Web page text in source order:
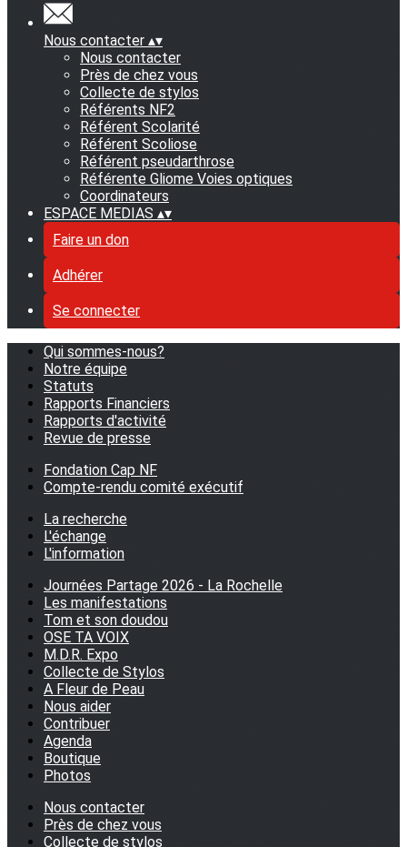
Nous contacter ▴▾
Nous contacter
Près de chez vous
Collecte de stylos
Référents NF2
Référent Scolarité
Référent Scoliose
Référent pseudarthrose
Référente Gliome Voies optiques
Coordinateurs
ESPACE MEDIAS ▴▾
Faire un don
Adhérer
Se connecter
Qui sommes-nous?
Notre équipe
Statuts
Rapports Financiers
Rapports d'activité
Revue de presse
Fondation Cap NF
Compte-rendu comité exécutif
La recherche
L'échange
L'information
Journées Partage 2026 - La Rochelle
Les manifestations
Tom et son doudou
OSE TA VOIX
M.D.R. Expo
Collecte de Stylos
A Fleur de Peau
Nous aider
Contribuer
Agenda
Boutique
Photos
Nous contacter
Près de chez vous
Collecte de stylos